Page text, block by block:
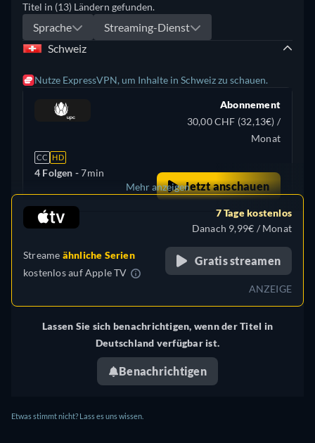
Titel in (13) Ländern gefunden.
Sprache
Streaming-Dienst
Schweiz
Nutze ExpressVPN, um Inhalte in Schweiz zu schauen.
CC HD
4 Folgen -7min
Abonnement
30,00 CHF (32,13€) /
Monat
Jetzt anschauen
Vereinigte Staaten (US) + 1
Mehr anzeigen
Streame ähnliche Serien
kostenlos aufApple TV
7 Tage kostenlos
Danach 9,99€ / Monat
Gratis streamen
ANZEIGE
Lassen Sie sich benachrichtigen, wenn der Titel in
Deutschland verfügbar ist.
Benachrichtigen
Etwas stimmt nicht? Lass es uns wissen.